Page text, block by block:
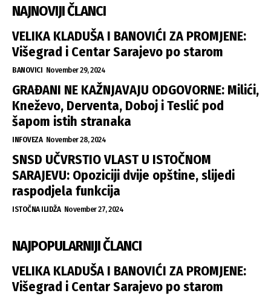
NAJNOVIJI ČLANCI
VELIKA KLADUŠA I BANOVIĆI ZA PROMJENE:
Višegrad i Centar Sarajevo po starom
BANOVICI November 29, 2024
GRAĐANI NE KAŽNJAVAJU ODGOVORNE: Milići,
Kneževo, Derventa, Doboj i Teslić pod
šapom istih stranaka
INFOVEZA November 28, 2024
SNSD UČVRSTIO VLAST U ISTOČNOM
SARAJEVU: Opoziciji dvije opštine, slijedi
raspodjela funkcija
ISTOČNA ILIDŽA November 27, 2024
NAJPOPULARNIJI ČLANCI
VELIKA KLADUŠA I BANOVIĆI ZA PROMJENE:
Višegrad i Centar Sarajevo po starom